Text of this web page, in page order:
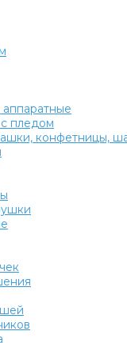
пледом
конфетницы,